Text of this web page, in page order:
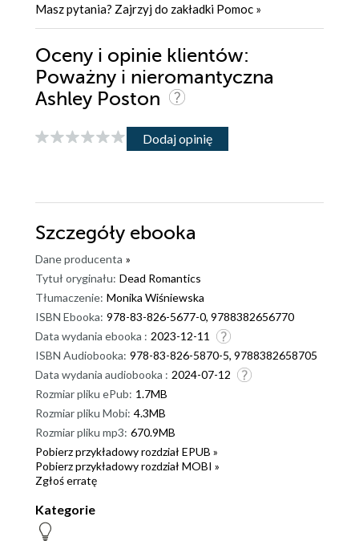
Masz pytania? Zajrzyj do zakładki Pomoc »
Oceny i opinie klientów:
Poważny i nieromantyczna
Ashley Poston
Dodaj opinię
Szczegóły ebooka
Dane producenta »
Tytuł oryginału: Dead Romantics
Tłumaczenie: Monika Wiśniewska
ISBN Ebooka: 978-83-826-5677-0, 9788382656770
Data wydania ebooka : 2023-12-11
ISBN Audiobooka: 978-83-826-5870-5, 9788382658705
Data wydania audiobooka : 2024-07-12
Rozmiar pliku ePub: 1.7MB
Rozmiar pliku Mobi: 4.3MB
Rozmiar pliku mp3: 670.9MB
Pobierz przykładowy rozdział EPUB »
Pobierz przykładowy rozdział MOBI »
Zgłoś erratę
Kategorie